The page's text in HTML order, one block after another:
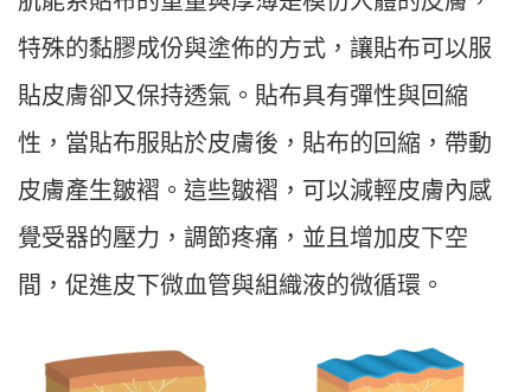
特殊的黏膠成份與塗佈的方式，讓貼布可以服
貼皮膚卻又保持透氣。貼布具有彈性與回縮
性，當貼布服貼於皮膚後，貼布的回縮，帶動
皮膚產生皺褶。這些皺褶，可以減輕皮膚內感
覺受器的壓力，調節疼痛，並且增加皮下空
間，促進皮下微血管與組織液的微循環。